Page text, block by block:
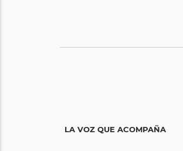
LA VOZ QUE ACOMPAÑA